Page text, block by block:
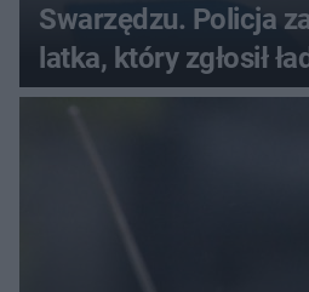
Swarzędzu. Policja
latka, który zgłosił
aucie